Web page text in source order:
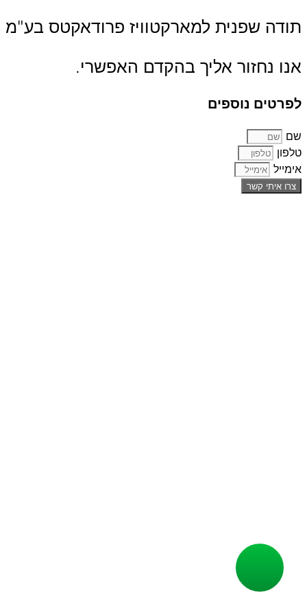
תודה שפנית למארקטוויז פרודאקטס בע"מ
אנו נחזור אליך בהקדם האפשרי.
לפרטים נוספים
שם
טלפון
אימייל
צרו איתי קשר